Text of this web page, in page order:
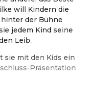
will Kindern die
der Bühne
jedem Kind seine
Leib.
sie mit den Kids ein
Präsentation